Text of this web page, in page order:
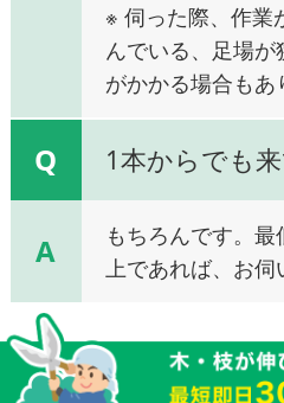
※ 伺った際、作業
んでいる、足場
がかかる場合もあ
Q 1本からでも
A
もちろんです。
上であれば、お伺